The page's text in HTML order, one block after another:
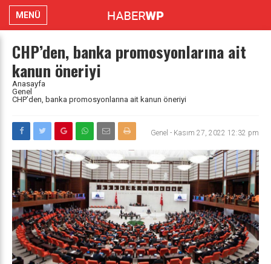
MENÜ
CHP’den, banka promosyonlarına ait
kanun öneriyi
Anasayfa
Genel
CHP’den, banka promosyonlarına ait kanun öneriyi
Genel - Kasım 27, 2022 12:32 pm